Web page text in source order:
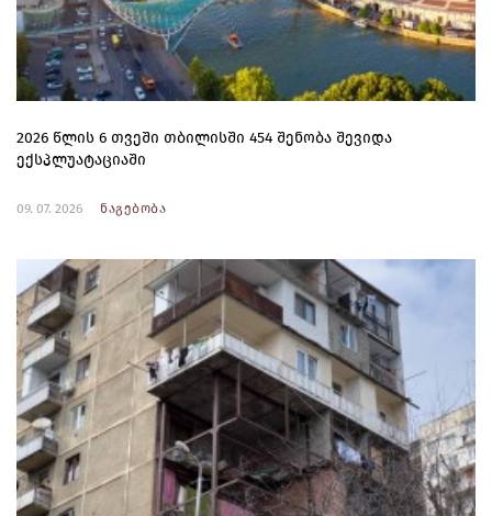
2026 წლის 6 თვეში თბილისში 454 შენობა შევიდა
ექსპლუატაციაში
09. 07. 2026 ნაგებობა